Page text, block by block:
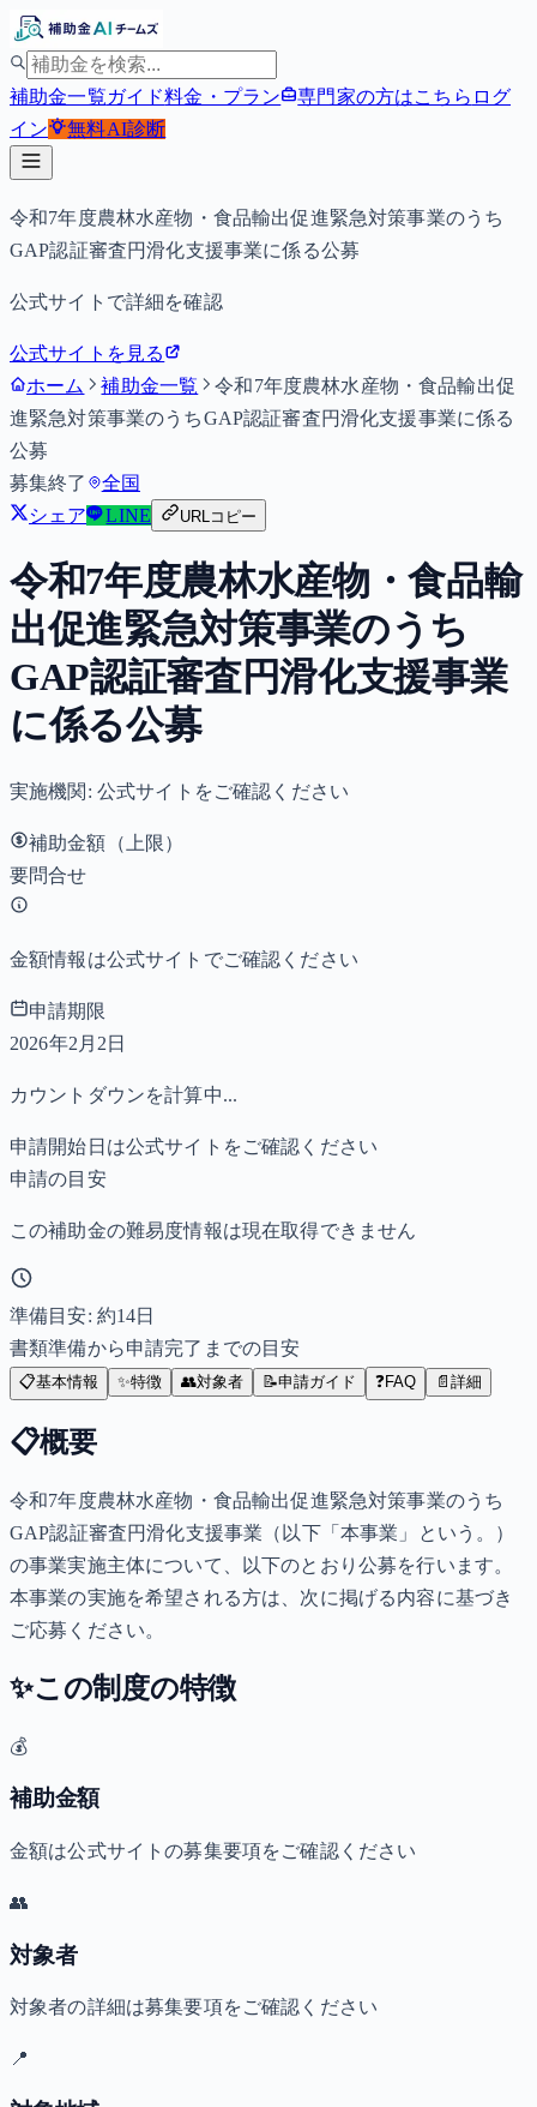
補助金一覧ガイド料金・プラン 専門家の方はこちら ログ
イン
無料AI診断
令和7年度農林水産物・食品輸出促進緊急対策事業のうち
GAP認証審査円滑化支援事業に係る公募
公式サイトで詳細を確認
公式サイトを見る
ホーム
補助金一覧
令和7年度農林水産物・食品輸出促
進緊急対策事業のうちGAP認証審査円滑化支援事業に係る
公募
募集終了
全国
シェア
LINE URLコピー
令和7年度農林水産物・食品輸
出促進緊急対策事業のうち
GAP認証審査円滑化支援事業
に係る公募
実施機関: 公式サイトをご確認ください
補助金額（上限）
要問合せ
金額情報は公式サイトでご確認ください
申請期限
2026年2月2日
カウントダウンを計算中...
申請開始日は公式サイトをご確認ください
申請の目安
この補助金の難易度情報は現在取得できません
準備目安: 約14日
書類準備から申請完了までの目安
📋基本情報 ✨特徴 👥対象者 📝申請ガイド ❓FAQ 📄 詳細
📋概要
令和7年度農林水産物・食品輸出促進緊急対策事業のうち
GAP認証審査円滑化支援事業（以下「本事業」という。）
の事業実施主体について、以下のとおり公募を行います。
本事業の実施を希望される方は、次に掲げる内容に基づき
ご応募ください。
✨この制度の特徴
💰
補助金額
金額は公式サイトの募集要項をご確認ください
👥
対象者
対象者の詳細は募集要項をご確認ください
📍